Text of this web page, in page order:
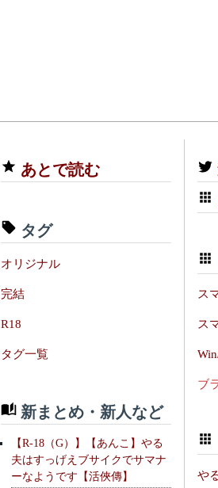
あとで読む
タグ
オリジナル
完結
R18
タグ一覧
新まとめ・新人など
【R-18（G）】【あんこ】やる
夫はすっげえブサイクでサマナ
ーなようです【活俠傳】
ス
ス
ブ
や